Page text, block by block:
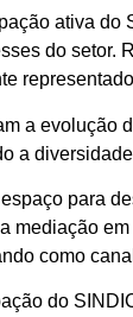
ativa
do setor.
a evolução
a
para
mediação
como
do